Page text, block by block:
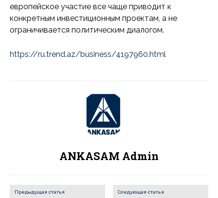
европейское участие все чаще приводит к
конкретным инвестиционным проектам, а не
ограничивается политическим диалогом.
https://ru.trend.az/business/4197960.html
ANKASAM Admin
Предыдущая статья Следующая статья